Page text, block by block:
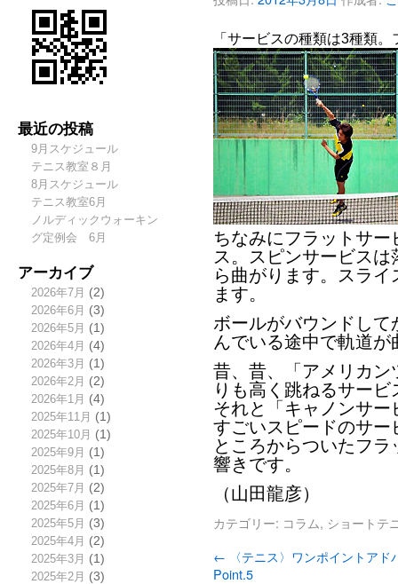
最近の投稿
9月スケジュール
テニス教室８月
8月スケジュール
テニス教室6月
ノルディックウォーキン
グ定例会 6月
アーカイブ
2026年7月 (2)
2026年6月 (3)
2026年5月 (1)
2026年4月 (4)
2026年3月 (1)
2026年2月 (2)
2026年1月 (4)
2025年11月 (1)
2025年10月 (1)
2025年9月 (1)
2025年8月 (1)
2025年7月 (2)
2025年6月 (1)
2025年5月 (3)
2025年4月 (2)
2025年3月 (1)
2025年2月 (3)
「サービスの種類は3種類
ちなみにフラットサ
ス。スピンサービス
ら曲がります。スラ
ます。
ボールがバウンドし
んでいる途中で軌道
昔、昔、「アメリカ
りも高く跳ねるサー
それと「キャノンサ
すごいスピードのサ
ところからついたフ
響きです。
（山田龍彦）
カテゴリー: コラム, ショートテ
← 〈テニス〉ワンポイントアド
Point.5